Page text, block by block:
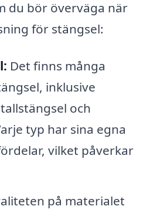
du bör överväga när
för stängsel:
Det finns många
inklusive
och
typ har sina egna
vilket påverkar
på materialet